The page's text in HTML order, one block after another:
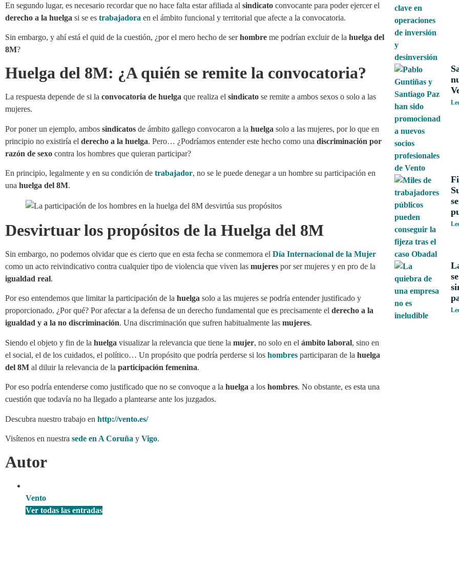
En segundo lugar, es necesario recordar que no hace falta estar afiliada al sindicato convocante para poder ejercer el
derecho a la huelga si se es trabajadora en el ámbito funcional y territorial que afecte a la convocatoria.
Sin embargo, y ahí está el quid de la cuestión, ¿por el mero hecho de serhombre me podrían excluir de la huelga del
8M?
Huelga del 8M: ¿A quién se remite la convocatoria?
La respuesta depende de si la convocatoria de huelga que realiza el sindicato se remite a ambos sexos o solo a las
mujeres.
Por poner un ejemplo, ambos sindicatos de ámbito gallego convocaron a la huelga solo a las mujeres, por lo que en
principio no existiría el derecho a la huelga. Pero… ¿Podríamos entender este hecho como una discriminación por
razón de sexo contra los hombres que quieran participar?
En principio, legalmente y en su condición de trabajador, no se le puede denegar a un hombre su participación en
una huelga del 8M.
Desvirtuar los propósitos de la Huelga del 8M
Sin embargo, no podemos olvidar que es cierto que en esta fecha se conmemora el Día Internacional de la Mujer
como un acto reivindicativo contra cualquier tipo de violencia que viven las mujeres por ser mujeres y en pro de la
igualdad real.
Por eso entendemos que limitar la participación de la huelga solo a las mujeres se podría entender justificado y
proporcionado. ¿Por qué? Por afectar a la defensa de un derecho fundamental que es precisamente el derecho a la
igualdad y a la no discriminación. Una discriminación que sufren habitualmente las mujeres.
Siendo el objeto y fin de la huelga visualizar la relevancia que tiene la mujer, no solo en el ámbito laboral, sino en
el social, el de los cuidados, el político… Un propósito que podría perderse si los hombres participaran de la huelga
del 8M al diluir la relevancia de la participación femenina.
Por eso podría entenderse como justificado que no se convoque a la huelga a los hombres. No obstante, es esta una
cuestión que todavía no ha llegado a plantearse ante los juzgados.
Descubra nuestro trabajo en http://vento.es/
Visítenos en nuestra sede en A Coruña y Vigo.
Autor
Vento
Ver todas las entradas